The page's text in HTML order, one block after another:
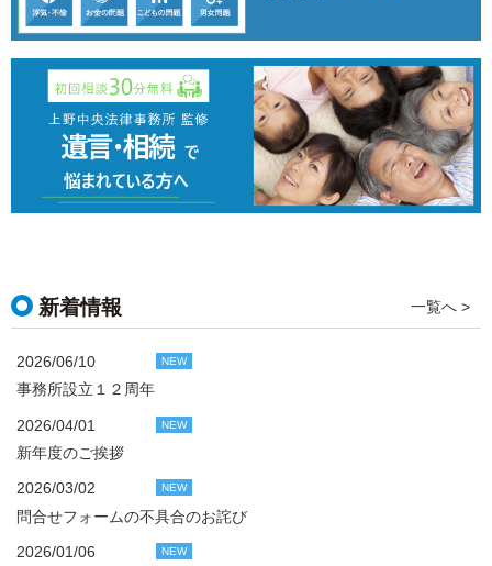
新着情報 一覧へ >
2026/06/10 NEW
事務所設立１２周年
2026/04/01 NEW
新年度のご挨拶
2026/03/02 NEW
問合せフォームの不具合のお詫び
2026/01/06 NEW